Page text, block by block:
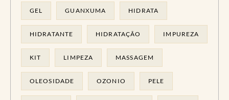
GEL GUANXUMA HIDRATA
HIDRATANTE HIDRATAÇÃO IMPUREZA
KIT LIMPEZA MASSAGEM
OLEOSIDADE OZONIO PELE